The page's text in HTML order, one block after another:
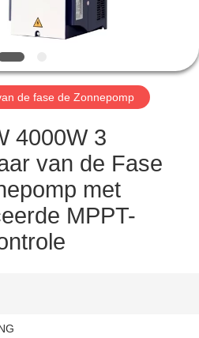
de fase de Zonnepomp
4000W 3
van de Fase
met
MPPT-